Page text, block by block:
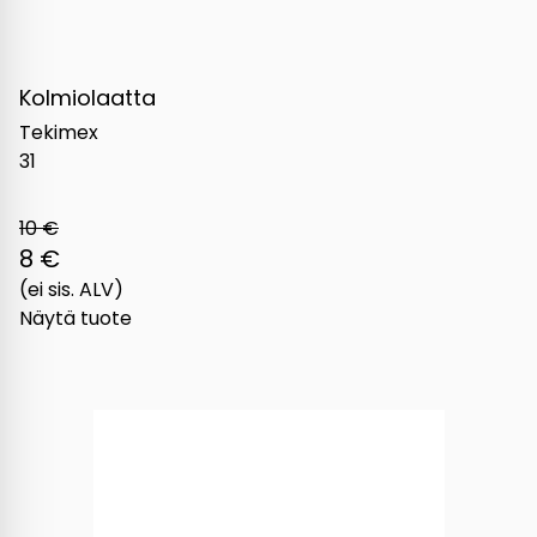
Kolmiolaatta
Tekimex
31
10 €
8 €
(ei sis. ALV)
Näytä tuote